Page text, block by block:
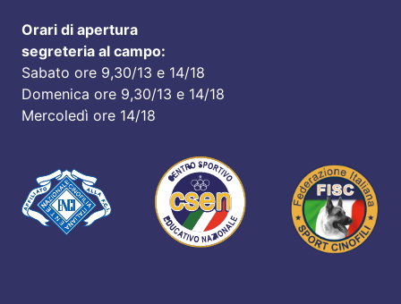
Orari di apertura
segreteria al campo:
Sabato ore 9,30/13 e 14/18
Domenica ore 9,30/13 e 14/18
Mercoledì ore 14/18